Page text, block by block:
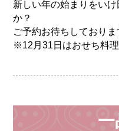
新しい年の始まりをい
か？
ご予約お待ちしておりま
※12月31日はおせち料理
一